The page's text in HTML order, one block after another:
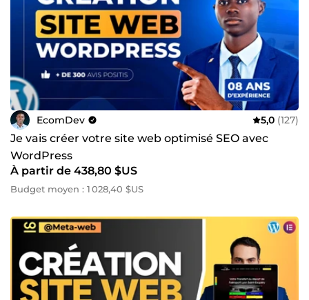
EcomDev 5,0 (127)
Je vais créer votre site web optimisé SEO avec
WordPress
À partir de 438,80 $US
Budget moyen : 1 028,40 $US